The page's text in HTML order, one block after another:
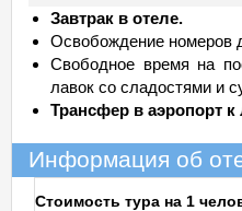
Завтрак в отеле.
Освобождение номеров
Свободное время на
лавок со сладостями и
Трансфер в аэропорт
Информация об
Стоимость тура на 1